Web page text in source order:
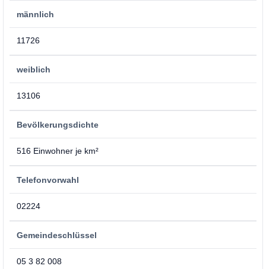
männlich
11726
weiblich
13106
Bevölkerungsdichte
516 Einwohner je km²
Telefonvorwahl
02224
Gemeindeschlüssel
05 3 82 008